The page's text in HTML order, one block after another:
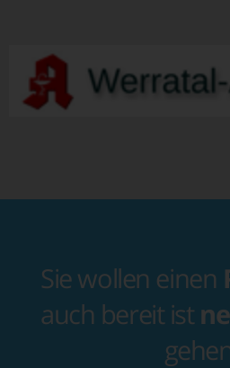
Sie wollen einen
auch bereit ist